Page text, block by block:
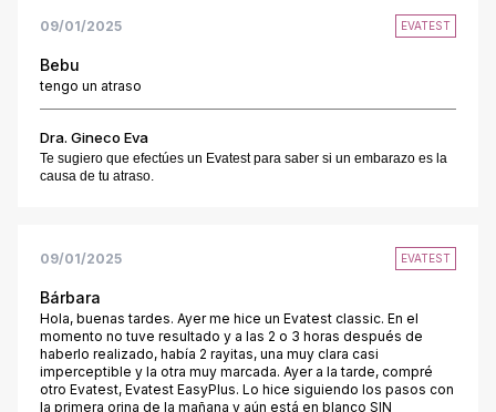
09/01/2025 EVATEST
Bebu
tengo un atraso
Dra. Gineco Eva
Te sugiero que efectúes un Evatest para saber si un embarazo es la
causa de tu atraso.
09/01/2025 EVATEST
Bárbara
Hola, buenas tardes. Ayer me hice un Evatest classic. En el
momento no tuve resultado y a las 2 o 3 horas después de
haberlo realizado, había 2 rayitas, una muy clara casi
imperceptible y la otra muy marcada. Ayer a la tarde, compré
otro Evatest, Evatest EasyPlus. Lo hice siguiendo los pasos con
la primera orina de la mañana y aún está en blanco SIN